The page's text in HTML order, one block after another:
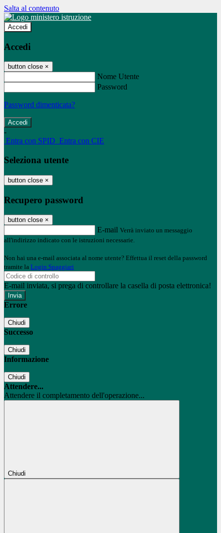
Salta al contenuto
Accedi
Accedi
button close ×
Nome Utente
Password
Password dimenticata?
-
Entra con SPID Entra con CIE
Seleziona utente
button close ×
Recupero password
button close ×
E-mail Verrà inviato un messaggio
all'indirizzo indicato con le istruzioni necessarie.
Non hai una e-mail associata al nome utente? Effettua il reset della password
tramite la Login Spaggiari
E-mail inviata, si prega di controllare la casella di posta elettronica!
Errore
Chiudi
Successo
Chiudi
Informazione
Chiudi
Attendere...
Attendere il completamento dell'operazione...
Chiudi